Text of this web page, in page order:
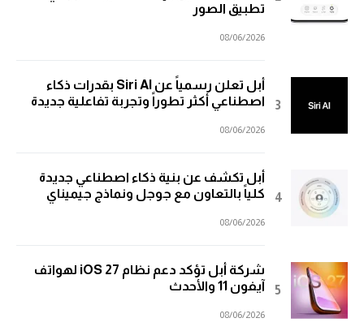
تطبيق الصور
08/06/2026
أبل تعلن رسمياً عن Siri AI بقدرات ذكاء
اصطناعي أكثر تطوراً وتجربة تفاعلية جديدة
08/06/2026
أبل تكشف عن بنية ذكاء اصطناعي جديدة
كلياً بالتعاون مع جوجل ونماذج جيميناي
08/06/2026
شركة أبل تؤكد دعم نظام iOS 27 لهواتف
آيفون 11 والأحدث
08/06/2026